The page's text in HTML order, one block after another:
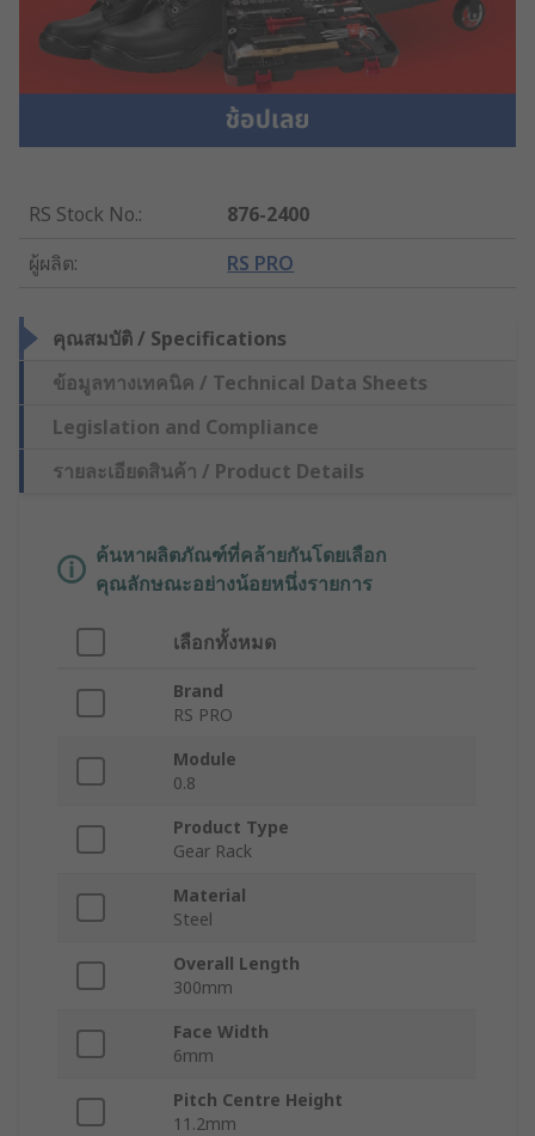
RS Stock No.:
876-2400
ผู้ผลิต: RS PRO
คุณสมบัติ / Specifications
ข้อมูลทางเทคนิค / Technical Data Sheets
Legislation and Compliance
รายละเอียดสินค้า / Product Details
ค้นหาผลิตภัณฑ์ที่คล้ายกันโดยเลือก
คุณลักษณะอย่างน้อยหนึ่งรายการ
เลือกทั้งหมด
Brand
RS PRO
Module
0.8
Product Type
Gear Rack
Material
Steel
Overall Length
300mm
Face Width
6mm
Pitch Centre Height
11.2mm